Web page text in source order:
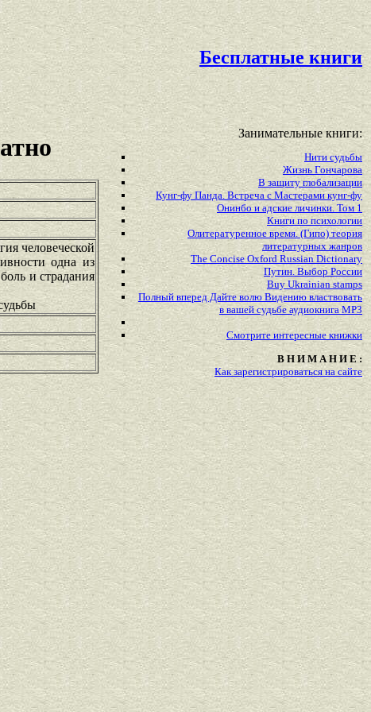
Бесплатные книги
человеческой
одна из
и страдания
Занимательные книги:
Нити судьбы
Жизнь Гончарова
В защиту глобализации
Кунг-фу Панда. Встреча с Мастерами кунг-фу
Онинбо и адские личинки. Том 1
Книги по психологии
Олитературенное время. (Гипо) теория
литературных жанров
The Concise Oxford Russian Dictionary
Путин. Выбор России
Buy Ukrainian stamps
Полный вперед Дайте волю Видению властвовать
в вашей судьбе аудиокнига MP3
Смотрите интересныекнижки
В Н И М А Н И Е :
Как зарегистрироваться на сайте